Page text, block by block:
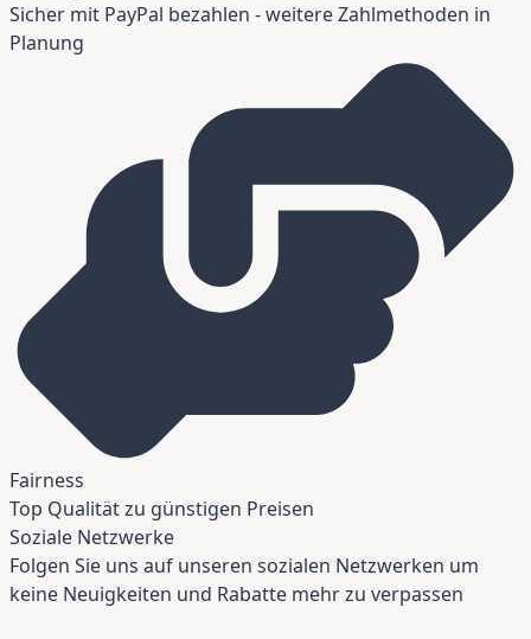
Sicher mit PayPal bezahlen - weitere Zahlmethoden in
Planung
Fairness
Top Qualität zu günstigen Preisen
Soziale Netzwerke
Folgen Sie uns auf unseren sozialen Netzwerken um
keine Neuigkeiten und Rabatte mehr zu verpassen